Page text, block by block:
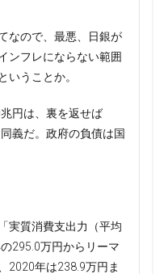
なので、最悪、日銀が
ンフレにならない範囲
いうことか。
円は、裏を返せば
義だ。政府の負債は国
実質消費支出力（平均
295.0万円からリーマ
2020年は238.9万円ま